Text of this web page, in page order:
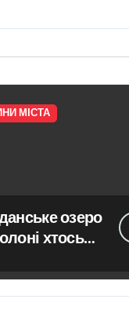
МІСТА
озеро
хтось